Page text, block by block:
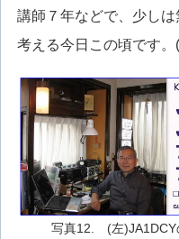
講師７年などで、少し
考える今日この頃です。
写真12. (左)JA1DCY